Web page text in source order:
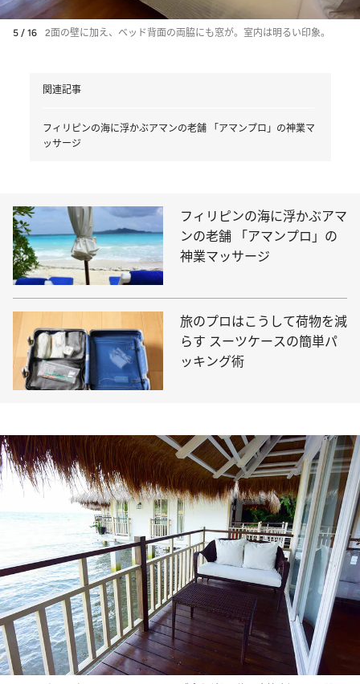
5 / 16 2面の壁に加え、ベッド背面の両脇にも窓が。室内は明るい印象。
関連記事
フィリピンの海に浮かぶアマンの老舗 「アマンプロ」の神業マ
ッサージ
フィリピンの海に浮かぶアマ
ンの老舗 「アマンプロ」の
神業マッサージ
旅のプロはこうして荷物を減
らす スーツケースの簡単パ
ッキング術